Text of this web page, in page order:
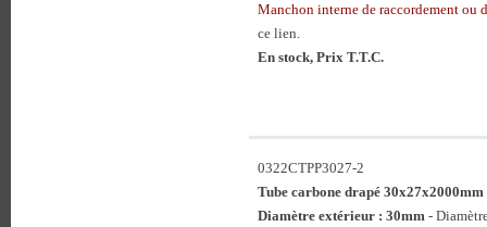
Manchon interne de raccordement ou
ce lien.
En stock, Prix T.T.C.
0322CTPP3027-2
Tube carbone drapé 30x27x2000mm
Diamètre extérieur : 30mm -